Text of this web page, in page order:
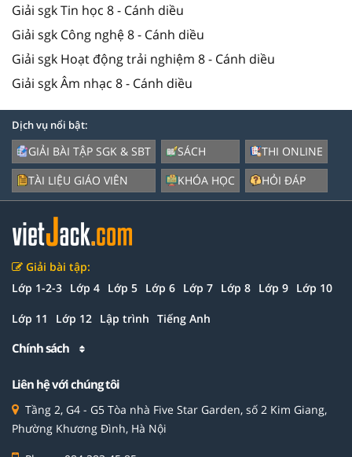
Giải sgk Tin học 8 - Cánh diều
Giải sgk Công nghệ 8 - Cánh diều
Giải sgk Hoạt động trải nghiệm 8 - Cánh diều
Giải sgk Âm nhạc 8 - Cánh diều
Dịch vụ nổi bật:
GIẢI BÀI TẬP SGK & SBT
TÀI LIỆU GIÁO VIÊN
SÁCH
KHÓA HỌC
THI ONLINE
HỎI ĐÁP
Giải bài tập:
Lớp 1-2-3 Lớp 4 Lớp 5 Lớp 6 Lớp 7 Lớp 8 Lớp 9 Lớp 10
Lớp 11 Lớp 12 Lập trình Tiếng Anh
Chính sách
Liên hệ với chúng tôi
Tầng 2, G4 - G5 Tòa nhà Five Star Garden, số 2 Kim Giang,
Phường Khương Đình, Hà Nội